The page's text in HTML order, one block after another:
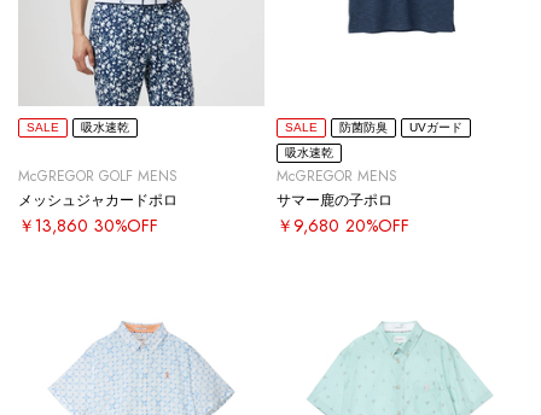
SALE 吸水速乾
McGREGOR GOLF MENS
メッシュジャカードポロ
￥13,860 30%OFF
SALE 防菌防臭
UVガード
吸水速乾
McGREGOR MENS
サマー鹿の子ポロ
￥9,680 20%OFF